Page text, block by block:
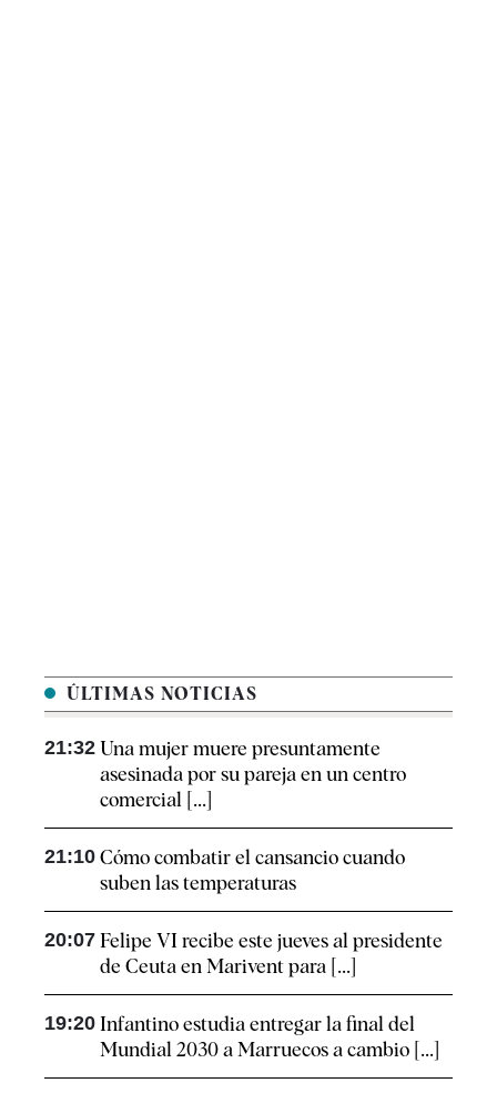
ÚLTIMAS NOTICIAS
21:32 Una mujer muere presuntamente
asesinada por su pareja en un centro
comercial [...]
21:10 Cómo combatir el cansancio​ cuando
suben las temperaturas
20:07 Felipe VI recibe este jueves al presidente
de Ceuta en Marivent para [...]
19:20 Infantino estudia entregar la final del
Mundial 2030 a Marruecos a cambio [...]